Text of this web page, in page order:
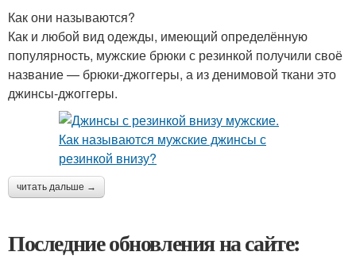
Как они называются?
Как и любой вид одежды, имеющий определённую
популярность, мужские брюки с резинкой получили своё
название — брюки-джоггеры, а из денимовой ткани это
джинсы-джоггеры.
читать дальше →
Последние обновления на сайте: